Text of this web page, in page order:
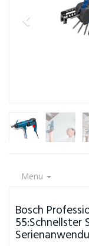
Menu
Bosch
55:Schnellster